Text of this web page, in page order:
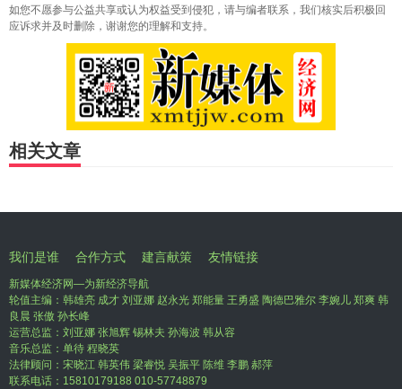
如您不愿参与公益共享或认为权益受到侵犯，请与编者联系，我们核实后积极回
应诉求并及时删除，谢谢您的理解和支持。
相关文章
我们是谁 合作方式 建言献策 友情链接
新媒体经济网—为新经济导航
轮值主编：韩雄亮 成才 刘亚娜 赵永光 郑能量 王勇盛 陶德巴雅尔 李婉儿 郑爽 韩
良晨 张傲 孙长峰
运营总监：刘亚娜 张旭辉 锡林夫 孙海波 韩从容
音乐总监：单待 程晓英
法律顾问：宋晓江 韩英伟 梁睿悦 吴振平 陈维 李鹏 郝萍
联系电话：15810179188 010-57748879